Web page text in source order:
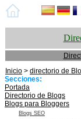
Inicio > directorio de
Secciones:
Portada
Directorio de Blogs
Blogs para Bloggers
Blogs SEO